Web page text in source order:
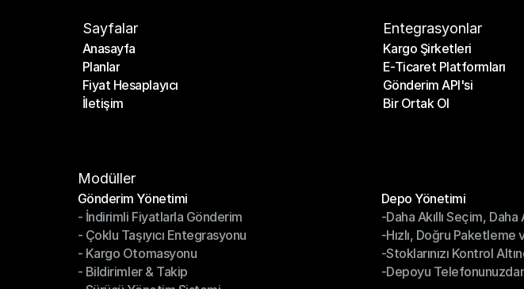
Sayfalar
Anasayfa
Anasayfa
Planlar
Planlar
Fiyat Hesaplayıcı
Fiyat Hesaplayıcı
İletişim
Entegrasyonlar
Kargo Şirketleri
Kargo Şirketleri
E-Ticaret Platformları
E-Ticaret Platformları
Gönderim API'si
Gönderim API'si
Bir Ortak Ol
Modüller
Gönderim Yönetimi
Gönderim Yönetimi
- İndirimli Fiyatlarla Gönderim
- İndirimli Fiyatlarla Gönderim
- Çoklu Taşıyıcı Entegrasyonu
- Çoklu Taşıyıcı Entegrasyonu
- Kargo Otomasyonu
- Kargo Otomasyonu
- Bildirimler & Takip
Depo Yönetimi
Depo Yönetimi
-Daha Akıllı Seçim, Daha
-Daha Akıllı Seçim,
-Hızlı, Doğru Paketleme
-Hızlı, Doğru Paketleme
-Stoklarınızı Kontrol
-Stoklarınızı Kontrol
-Depoyu